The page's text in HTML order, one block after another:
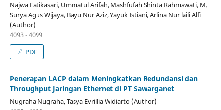
Najwa Fatikasari, Ummatul Arifah, Mashfufah Shinta Rahmawati, M.
Surya Agus Wijaya, Bayu Nur Aziz, Yayuk Istiani, Arlina Nur laili Alfi
(Author)
4093 - 4099
PDF
Penerapan LACP dalam Meningkatkan Redundansi dan
Throughput Jaringan Ethernet di PT Sawarganet
Nugraha Nugraha, Tasya Evrillia Widiarto (Author)